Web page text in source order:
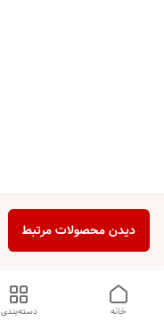
دیدن محصولات مرتبط
دسته‌بندی خانه